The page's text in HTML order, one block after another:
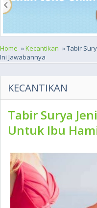
Home »Kecantikan » Tabir
Ini Jawabannya
KECANTIKAN
Tabir Surya
Untuk Ibu